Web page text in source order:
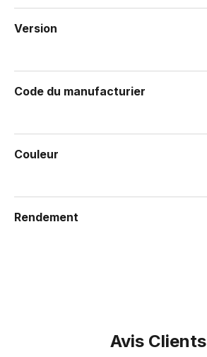
Version
Code du manufacturier
Couleur
Rendement
Avis Clients